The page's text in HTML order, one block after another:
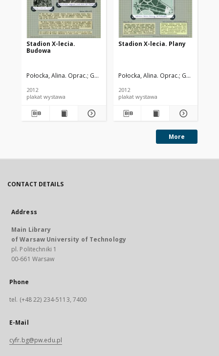
Stadion X-lecia.
Budowa
Połocka, Alina. Oprac. Gumołowska, Teresa. Oprac. Zdunek, Hanna.
2012
plakat wystawa
Stadion X-lecia. Plany
Połocka, Alina. Oprac.
2012
plakat wystawa
More
CONTACT DETAILS
Address
Main Library
of Warsaw University of Technology
pl. Politechniki 1
00-661 Warsaw
Phone
tel. (+48 22) 234-5113, 7400
E-Mail
cyfr.bg@pw.edu.pl